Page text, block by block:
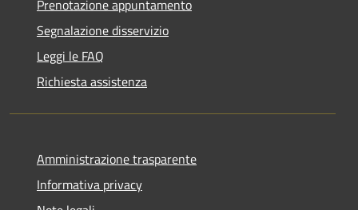
Prenotazione appuntamento
Segnalazione disservizio
Leggi le FAQ
Richiesta assistenza
Amministrazione trasparente
Informativa privacy